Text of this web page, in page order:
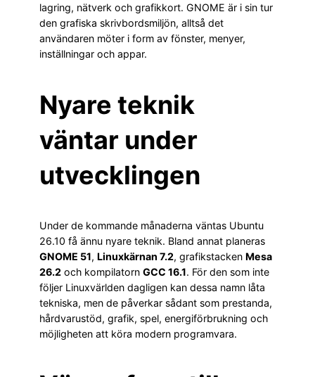
lagring, nätverk och grafikkort. GNOME är i sin tur
den grafiska skrivbordsmiljön, alltså det
användaren möter i form av fönster, menyer,
inställningar och appar.
Nyare teknik
väntar under
utvecklingen
Under de kommande månaderna väntas Ubuntu
26.10 få ännu nyare teknik. Bland annat planeras
GNOME 51, Linuxkärnan 7.2, grafikstacken Mesa
26.2 och kompilatorn GCC 16.1. För den som inte
följer Linuxvärlden dagligen kan dessa namn låta
tekniska, men de påverkar sådant som prestanda,
hårdvarustöd, grafik, spel, energiförbrukning och
möjligheten att köra modern programvara.